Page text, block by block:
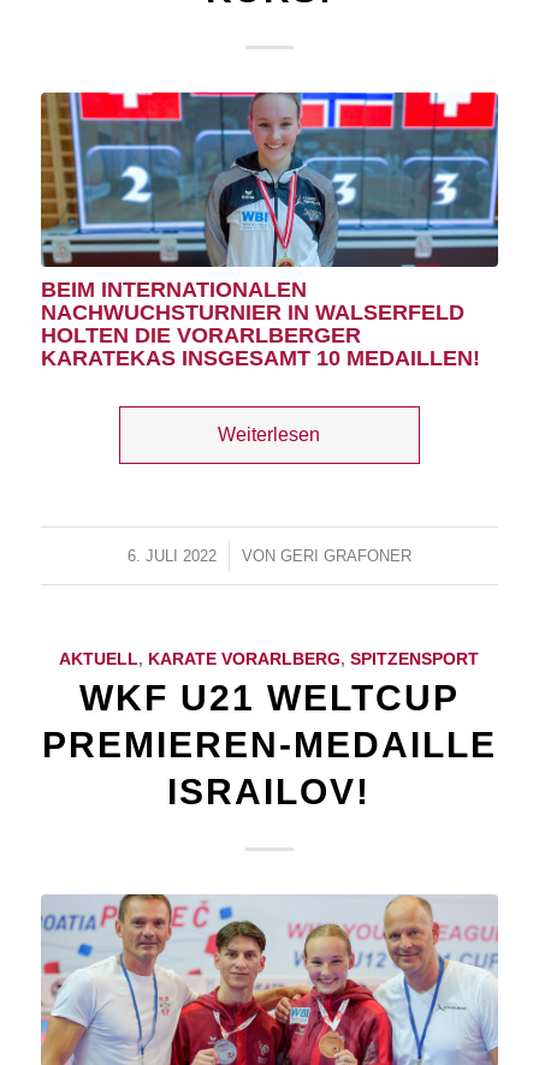
BEIM INTERNATIONALEN
NACHWUCHSTURNIER IN WALSERFELD
HOLTEN DIE VORARLBERGER
KARATEKAS INSGESAMT 10 MEDAILLEN!
Weiterlesen
6. JULI 2022
/ VON GERI GRAFONER
AKTUELL, KARATE VORARLBERG,SPITZENSPORT
WKF U21 WELTCUP
PREMIEREN-MEDAILLE
ISRAILOV!